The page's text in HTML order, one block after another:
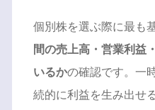
個別株を選ぶ際に最も
間の売上高・営業利益
いるかの確認です。一
続的に利益を生み出せ